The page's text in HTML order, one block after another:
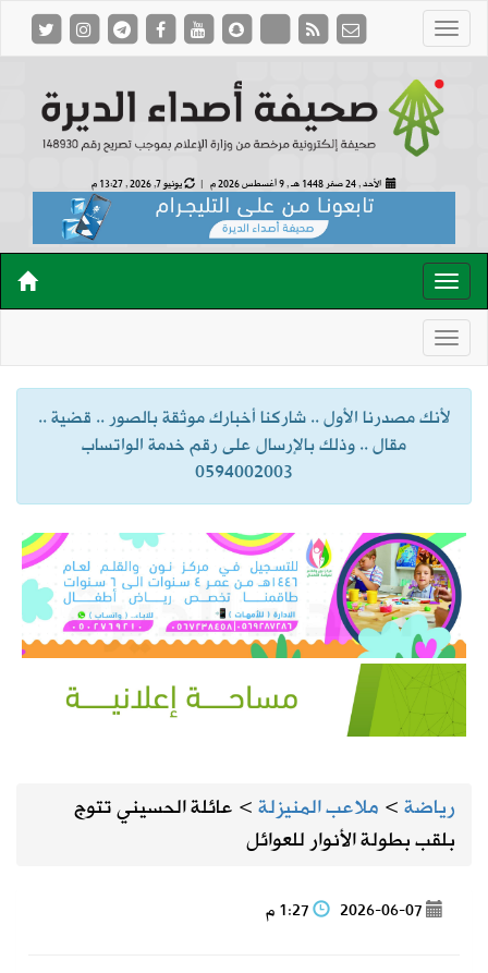
الأحد , 24 صفر 1448 هـ , 9 أغسطس 2026 م | يونيو 7, 2026 , 13:27 م
لأنك مصدرنا الأول .. شاركنا أخبارك موثقة بالصور .. قضية ..
مقال .. وذلك بالإرسال على رقم خدمة الواتساب
0594002003
رياضة> ملاعب المنيزلة> عائلة الحسيني تتوج
بلقب بطولة الأنوار للعوائل
2026-06-07